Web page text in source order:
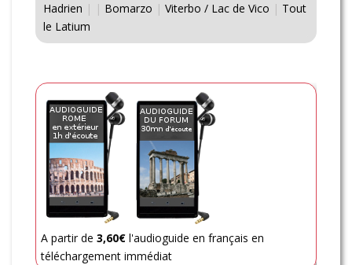
Hadrien | | Bomarzo | Viterbo / Lac de Vico | Tout
le Latium
A partir de 3,60€ l'audioguide en français en
téléchargement immédiat